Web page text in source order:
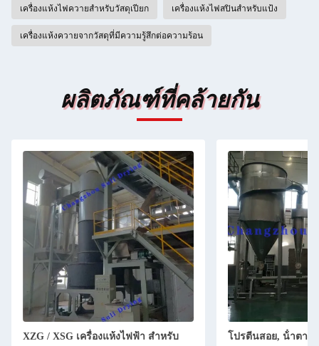
เครื่องแห้งไฟควายสําหรับวัสดุเปียก เครื่องแห้งไฟสปินสําหรับแป้ง
เครื่องแห้งควายจากวัสดุที่มีความรู้สึกต่อความร้อน
ผลิตภัณฑ์ที่คล้ายกัน
XZG / XSG เครื่องแห้งไฟฟ้า สําหรับ
โปรตีนสอย, น้ําตาล